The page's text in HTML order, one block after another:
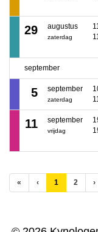
29 augustus
zaterdag
september
5 september
zaterdag
11 september
vrijdag
« ‹ 1 (huidige)
2 ›